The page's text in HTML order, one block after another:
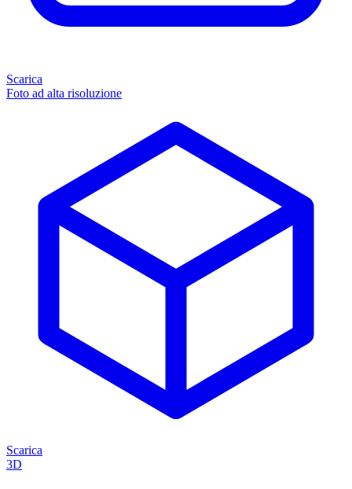
Scarica
Foto ad alta risoluzione
Scarica
3D